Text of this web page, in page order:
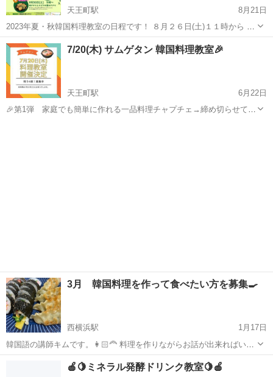
天王町駅
8月21日
2023年夏・秋韓国料理教室の日程です！ ８月２６日(土)１１時から ビ
ビン冷麺ときゅうりムチム(和え物) 夏にぴったりのピリ辛ビビン冷麺
と相性抜群のきゅうりムチム(和え物)です。 ８月３１日(木) １１時か
ら ...
神奈川 横浜市 天王町駅 韓国料理 キンパ
7/20(木) サムゲタン 韓国料理教室🎉
天王町駅
6月22日
🎉第1弾 家庭でも簡単に作れる一品料理チャプチェ→締め切らせてい
3月 韓国料理を作って食べたい方を募集🍳
西横浜駅
1月17日
韓国語の講師キムです。👩🏻‍🦰 料理を作りながらお話が出来ればいい
なと思いますので軽い気持ちで韓国の料理を作ってみたい方は申込を
西横浜駅 韓国料理
🍎🍋ミネラル発酵ドリンク教室🍋🍎